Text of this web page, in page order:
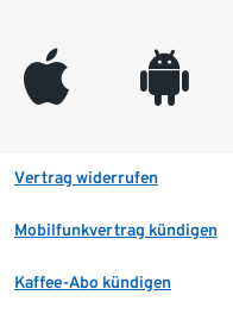
appleinc android
Vertrag widerrufen
Mobilfunkvertrag kündigen
Kaffee-Abo kündigen